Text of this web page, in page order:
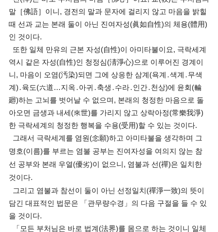
말［佛語］이니, 경전의 말과 문자에 걸리지 않고 마음을 밝힐
때 선과 교는 본래 둘이 아닌 진여자성(眞如自性)의 체용(體用)
인 것이다.
또한 일체 만유의 근본 자성(自性)이 아미타불이요, 극락세계
역시 같은 자성(自性)인 청정심(淸淨心)으로 이루어진 경계이
니, 마음이 오염(汚染)되면 그에 상응한 삼계(욕계․색계․무색
계)․육도(六道…지옥․아귀․축생․수라․인간․천상)에 윤회(輪
廻)하는 고뇌를 벗어날 수 없으며, 본래의 청정한 마음으로 돌
아오면 금생과 내세(來世)를 가리지 않고 상락아정(常樂我淨)
한 극락세계의 청정한 행복을 수용(受用)할 수 있는 것이다.
그래서 극락세계를 염원(念願)하고 아미타불을 생각하며 그
명호(이름)를 부르는 염불 공부는 진여자성을 여의지 않는 참
선 공부와 본래 우열(優劣)이 없으니, 염불과 선(禪)은 일치한
것이다.
그리고 염불과 참선이 둘이 아닌 선정일치(禪淨一致)의 뜻이
담긴 대표적인 법문은 「관무량수경」의 다음 구절을 들 수 있
을 것이다.
「모든 부처님은 바로 법계(法界)를 몸으로 하는 것이니 일체